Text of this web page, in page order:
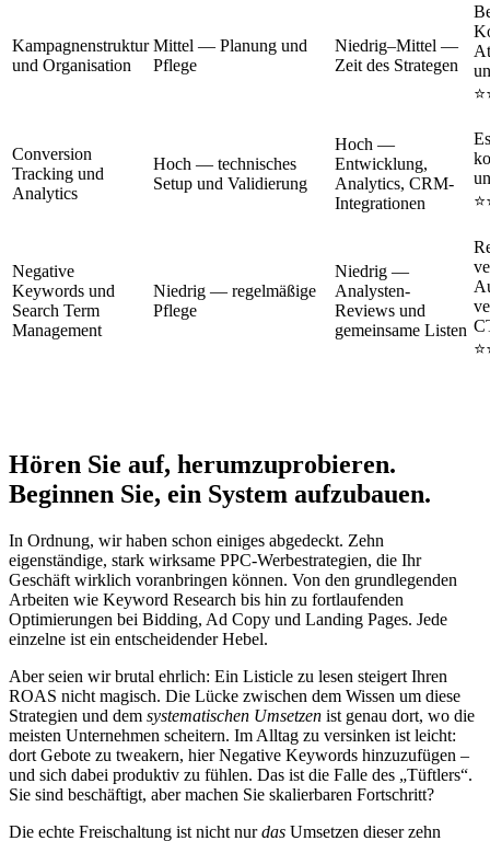
Kampagnenstruktur
und Organisation
Mittel — Planung und
Pflege
Niedrig–Mittel —
Zeit des Strategen
Conversion
Tracking und
Analytics
Hoch — technisches
Setup und Validierung
Hoch —
Entwicklung,
Analytics, CRM-
Integrationen
Negative
Keywords und
Search Term
Management
Niedrig — regelmäßige
Pflege
Niedrig —
Analysten-
Reviews und
gemeinsame Listen
Hören Sie auf, herumzuprobieren.
Beginnen Sie, ein System aufzubauen.
In Ordnung, wir haben schon einiges abgedeckt. Zehn
eigenständige, stark wirksame PPC-Werbestrategien, die Ihr
Geschäft wirklich voranbringen können. Von den grundlegenden
Arbeiten wie Keyword Research bis hin zu fortlaufenden
Optimierungen bei Bidding, Ad Copy und Landing Pages. Jede
einzelne ist ein entscheidender Hebel.
Aber seien wir brutal ehrlich: Ein Listicle zu lesen steigert Ihren
ROAS nicht magisch. Die Lücke zwischen dem Wissen um diese
Strategien und dem systematischen Umsetzen ist genau dort, wo die
meisten Unternehmen scheitern. Im Alltag zu versinken ist leicht:
dort Gebote zu tweakern, hier Negative Keywords hinzuzufügen –
und sich dabei produktiv zu fühlen. Das ist die Falle des „Tüftlers“.
Sie sind beschäftigt, aber machen Sie skalierbaren Fortschritt?
Die echte Freischaltung ist nicht nurdas Umsetzen dieser zehn